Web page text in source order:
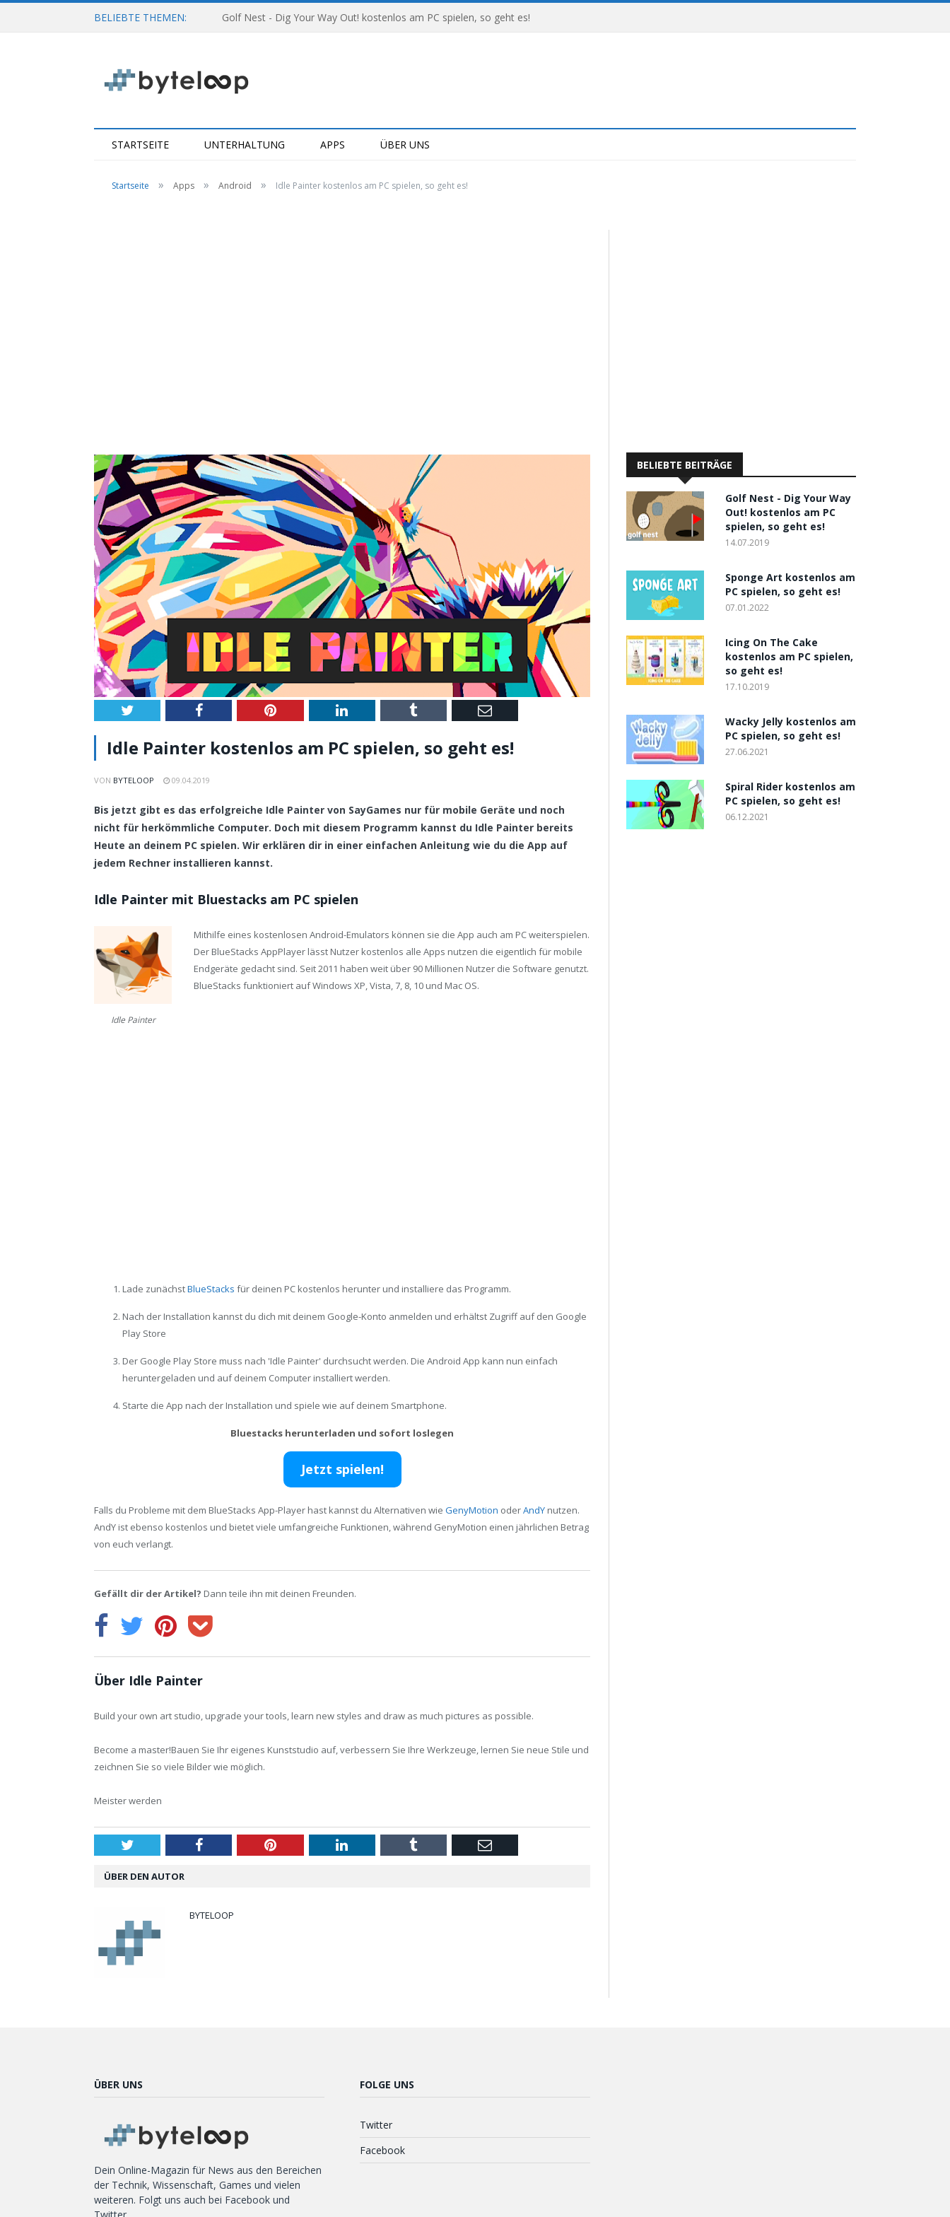
BELIEBTE THEMEN: Golf Nest - Dig Your Way Out! kostenlos am PC spielen, so geht es!
STARTSEITE UNTERHALTUNG APPS ÜBER UNS
Startseite » Apps » Android » Idle Painter kostenlos am PC spielen, so geht es!
Twitter Facebook Pinterest LinkedIn Tumblr Email
Idle Painter kostenlos am PC spielen, so geht es!
VON BYTELOOP 09.04.2019
Bis jetzt gibt es das erfolgreiche Idle Painter von SayGames nur für mobile Geräte und noch
nicht für herkömmliche Computer. Doch mit diesem Programm kannst du Idle Painter bereits
Heute an deinem PC spielen. Wir erklären dir in einer einfachen Anleitung wie du die App auf
jedem Rechner installieren kannst.
Idle Painter mit Bluestacks am PC spielen
Idle Painter
Mithilfe eines kostenlosen Android-Emulators können sie die App auch am PC weiterspielen.
Der BlueStacks AppPlayer lässt Nutzer kostenlos alle Apps nutzen die eigentlich für mobile
Endgeräte gedacht sind. Seit 2011 haben weit über 90 Millionen Nutzer die Software genutzt.
BlueStacks funktioniert auf Windows XP, Vista, 7, 8, 10 und Mac OS.
Lade zunächstBlueStacks für deinen PC kostenlos herunter und installiere das Programm.
Nach der Installation kannst du dich mit deinem Google-Konto anmelden und erhältst Zugriff auf den Google
Play Store
Der Google Play Store muss nach 'Idle Painter' durchsucht werden. Die Android App kann nun einfach
heruntergeladen und auf deinem Computer installiert werden.
Starte die App nach der Installation und spiele wie auf deinem Smartphone.
Bluestacks herunterladen und sofort loslegen
Jetzt spielen!
Falls du Probleme mit dem BlueStacks App-Player hast kannst du Alternativen wie GenyMotion oderAndY nutzen.
AndY ist ebenso kostenlos und bietet viele umfangreiche Funktionen, während GenyMotion einen jährlichen Betrag
von euch verlangt.
Gefällt dir der Artikel? Dann teile ihn mit deinen Freunden.
Über Idle Painter
Build your own art studio, upgrade your tools, learn new styles and draw as much pictures as possible.
Become a master!Bauen Sie Ihr eigenes Kunststudio auf, verbessern Sie Ihre Werkzeuge, lernen Sie neue Stile und
zeichnen Sie so viele Bilder wie möglich.
Meister werden
Twitter Facebook Pinterest LinkedIn Tumblr Email
ÜBER DEN AUTOR
BYTELOOP
BELIEBTE BEITRÄGE
Golf Nest - Dig Your Way
Out! kostenlos am PC
spielen, so geht es!
14.07.2019
Sponge Art kostenlos am
PC spielen, so geht es!
07.01.2022
Icing On The Cake
kostenlos am PC spielen,
so geht es!
17.10.2019
Wacky Jelly kostenlos am
PC spielen, so geht es!
27.06.2021
Spiral Rider kostenlos am
PC spielen, so geht es!
06.12.2021
ÜBER UNS
Dein Online-Magazin für News aus den Bereichen
der Technik, Wissenschaft, Games und vielen
weiteren. Folgt uns auch bei Facebook und
Twitter.
FOLGE UNS
Twitter
Facebook